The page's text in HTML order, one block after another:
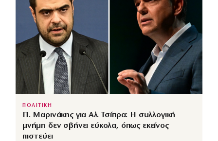
ΠΟΛΙΤΙΚΗ
Π. Μαρινάκης για Αλ. Τσίπρα: Η συλλογική
μνήμη δεν σβήνει εύκολα, όπως εκείνος
πιστεύει